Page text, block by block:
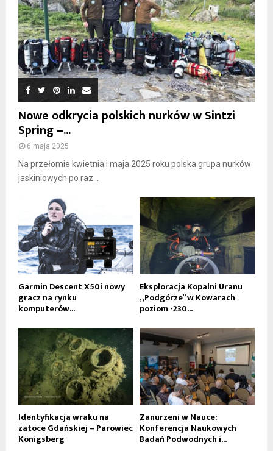
Nowe odkrycia polskich nurków w Sintzi
Spring –...
6 maja 2025
Na przełomie kwietnia i maja 2025 roku polska grupa nurków
jaskiniowych po raz...
Garmin Descent X50i nowy
gracz na rynku
komputerów...
Eksploracja Kopalni Uranu
„Podgórze” w Kowarach
poziom -230...
Identyfikacja wraku na
zatoce Gdańskiej – Parowiec
Königsberg
Zanurzeni w Nauce:
Konferencja Naukowych
Badań Podwodnych i...